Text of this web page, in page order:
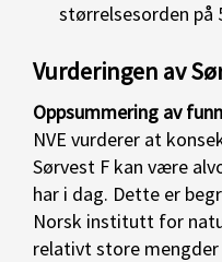
størrelsesorden på
Vurderingen av
Oppsummering av
NVE vurderer at
Sørvest F kan være
har i dag. Dette er
Norsk institutt for
relativt store